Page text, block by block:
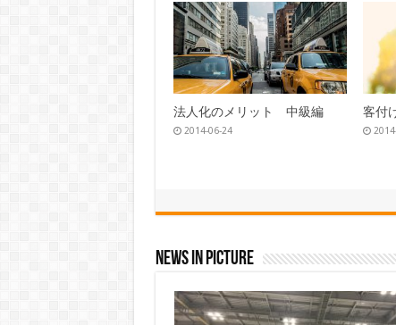
収益不動産選びのコツ
2015-01-24
売却
News In Picture